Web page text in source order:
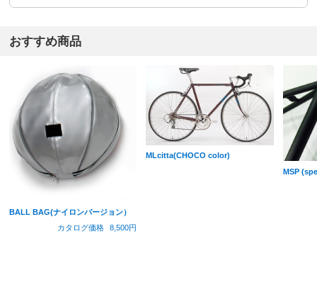
おすすめ商品
BALL BAG(ナイロンバージョン）
カタログ価格
8,500円
MLcitta(CHOCO color)
MSP